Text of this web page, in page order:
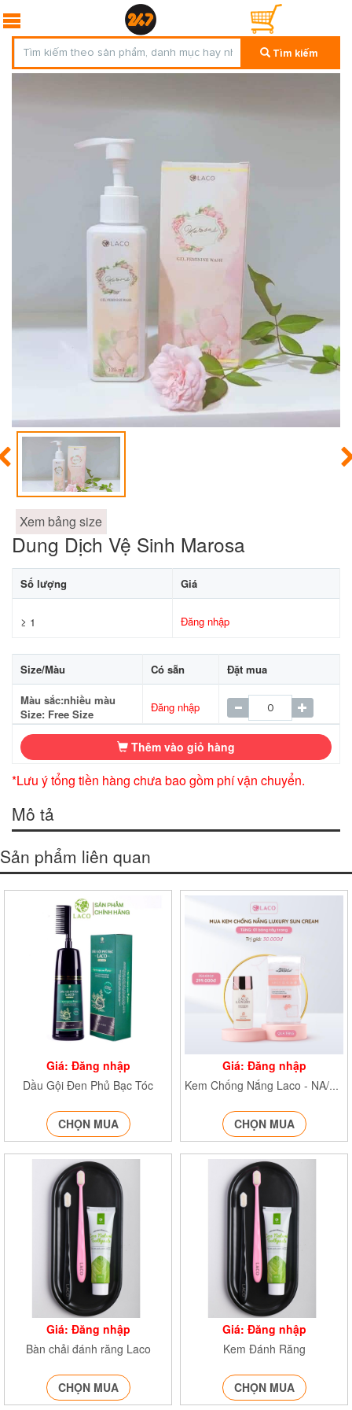
Tìm kiếm
Xem bảng size
Dung Dịch Vệ Sinh Marosa
Số lượng Giá
≥ 1 Đăng nhập
Size/Màu Có sẵn Đặt mua
Màu sắc:nhiều màu
Size: Free Size
Đăng nhập
Thêm vào giỏ hàng
*Lưu ý tổng tiền hàng chưa bao gồm phí vận chuyển.
Mô tả
Sản phẩm liên quan
Giá: Đăng nhập
Dầu Gội Đen Phủ Bạc Tóc
CHỌN MUA
Giá: Đăng nhập
Kem Chống Nắng Laco - NA/T2/PB/K4
CHỌN MUA
Giá: Đăng nhập
Bàn chải đánh răng Laco
CHỌN MUA
Giá: Đăng nhập
Kem Đánh Răng
CHỌN MUA